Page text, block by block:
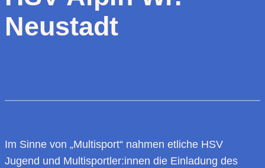
Neustadt
Im Sinne von „Multisport“ nahmen etliche HSV
Jugend und Multisportler:innen die Einladung des